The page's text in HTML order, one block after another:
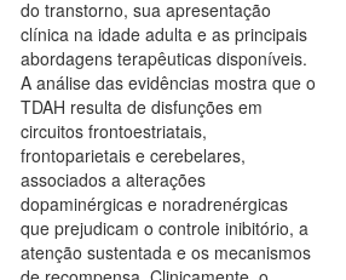
do transtorno, sua apresentação
clínica na idade adulta e as principais
abordagens terapêuticas disponíveis.
A análise das evidências mostra que o
TDAH resulta de disfunções em
circuitos frontoestriatais,
frontoparietais e cerebelares,
associados a alterações
dopaminérgicas e noradrenérgicas
que prejudicam o controle inibitório, a
atenção sustentada e os mecanismos